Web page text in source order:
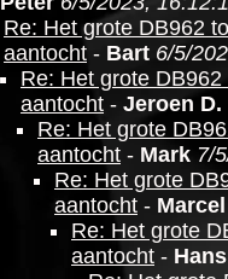
Re: Het grote DB962
aantocht - Bart 6/5/
Re: Het grote
aantocht - Jeroen D.
Re: Het grote
aantocht - Mark 7/
Re: Het grote
aantocht - Marcel
Re: Het grote
aantocht - Hans